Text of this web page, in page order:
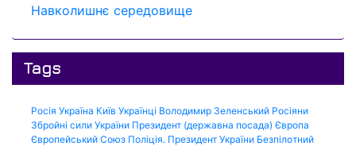
Навколишнє середовище
Tags
Росія Україна Київ Українці Володимир Зеленський Росіяни
Збройні сили України Президент (державна посада) Європа
Європейський Союз Поліція. Президент України Безпілотний